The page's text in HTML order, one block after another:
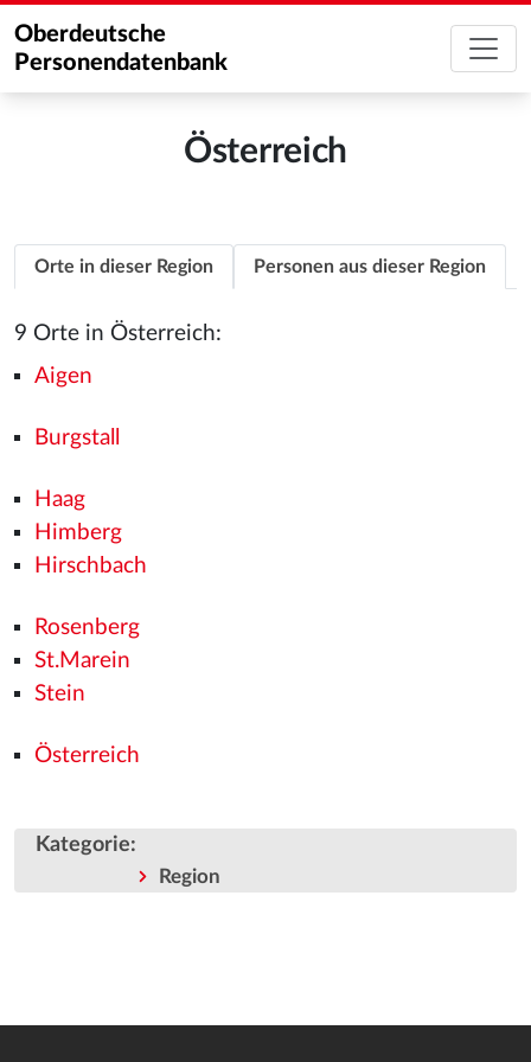
Oberdeutsche
Personendatenbank
Österreich
Orte in dieser Region Personen aus dieser Region
9 Orte in Österreich:
Aigen
Burgstall
Haag
Himberg
Hirschbach
Rosenberg
St.Marein
Stein
Österreich
Kategorie:
Region